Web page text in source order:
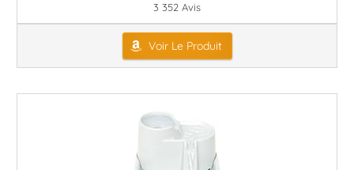
3 352 Avis
Voir Le Produit